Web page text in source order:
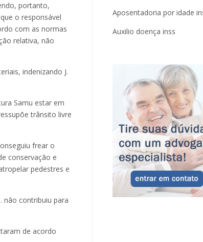
portanto,
o responsável
com as normas
relativa, não
indenizando J.
Samu estar em
trânsito livre
frear o
conservação e
pedestres e
não contribuiu para
de acordo
Aposentadoria por idade
Auxilio doença inss